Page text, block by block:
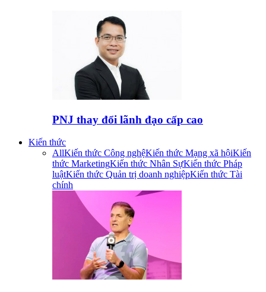
PNJ thay đổi lãnh đạo cấp cao
Kiến thức
AllKiến thức Công nghệKiến thức Mạng xã hộiKiến
thức MarketingKiến thức Nhân SựKiến thức Pháp
luậtKiến thức Quản trị doanh nghiệpKiến thức Tài
chính